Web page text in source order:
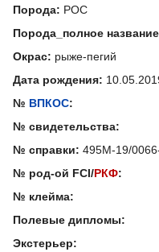
Порода: РОС
Порода_полное
Окрас: рыже-пегий
Дата рождения:
№ ВПКОС:
№ свидетельства:
№ справки: 495М-19/
№ род-ой FCI/РКФ:
№ клейма:
Полевые дипломы:
Экстерьер: